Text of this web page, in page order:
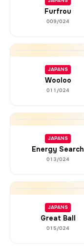
Furfrou
009/024
JAPANS
Wooloo
011/024
JAPANS
Energy Search
013/024
JAPANS
Great Ball
015/024